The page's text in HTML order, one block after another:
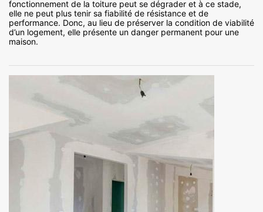
fonctionnement de la toiture peut se dégrader et à ce stade,
elle ne peut plus tenir sa fiabilité de résistance et de
performance. Donc, au lieu de préserver la condition de viabilité
d’un logement, elle présente un danger permanent pour une
maison.